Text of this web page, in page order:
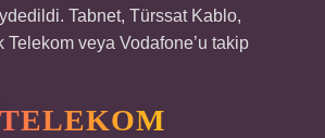
Tabnet, Türssat Kablo,
Telekom veya Vodafone’u takip